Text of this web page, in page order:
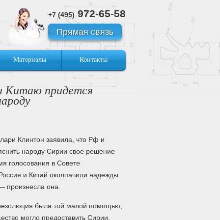
+7 (495) 972-65-58
Прямая связь
Материалы Контакты
Китаю придется
Клинтон заявила, что Рф и
народу Сирии свое решение
голосования в Совете
и Китай околпачили надежды
произнесла она.
была той малой помощью,
могло предоставить Сирии.